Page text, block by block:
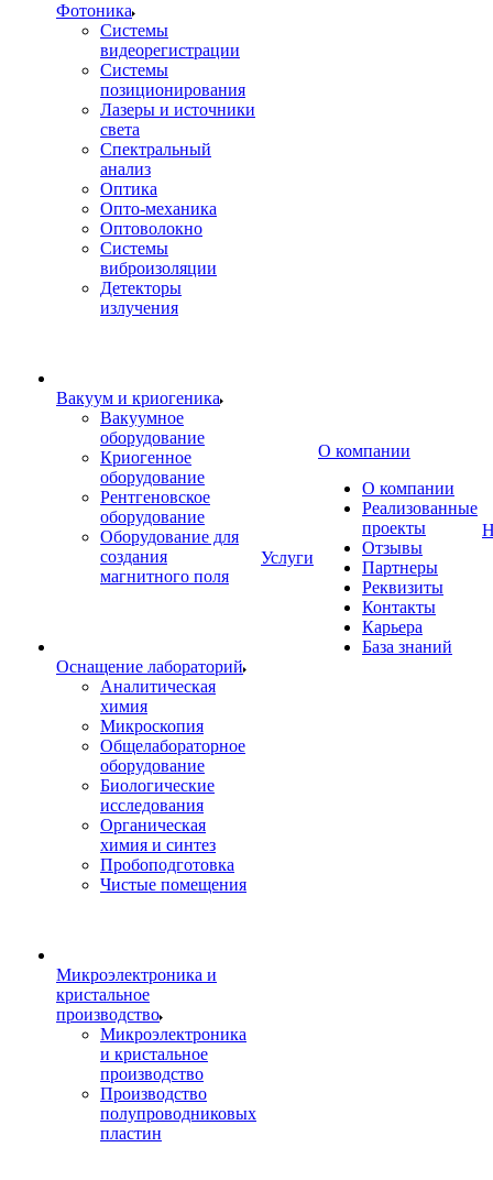
Фотоника
Cистемы
видеорегистрации
Системы
позиционирования
Лазеры и источники
света
Спектральный
анализ
Оптика
Опто-механика
Оптоволокно
Системы
виброизоляции
Детекторы
излучения
Вакуум и криогеника
Вакуумное
оборудование
Криогенное
оборудование
Рентгеновское
оборудование
Оборудование для
создания
магнитного поля
Оснащение лабораторий
Аналитическая
химия
Микроскопия
Общелабораторное
оборудование
Биологические
исследования
Органическая
химия и синтез
Пробоподготовка
Чистые помещения
Микроэлектроника и
кристальное
производство
Микроэлектроника
и кристальное
производство
Производство
полупроводниковых
пластин
Услуги
О компании
О компании
Реализованные
проекты
Отзывы
Партнеры
Реквизиты
Контакты
Карьера
База знаний